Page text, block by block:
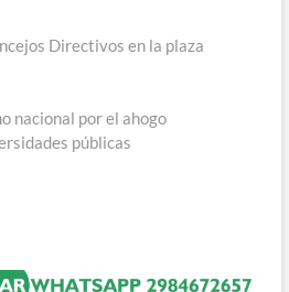
Directivos en la plaza
nacional por el ahogo
públicas